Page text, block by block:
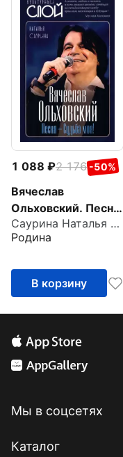
1 088 2 176 -50%
Вячеслав
Ольховский. Песня
- Судьба моя!
Саурина Наталья Дмитриевна
Родина
В корзину
Мы в соцсетях
Каталог